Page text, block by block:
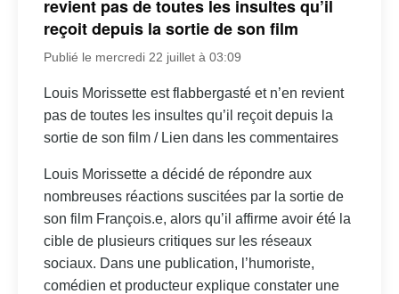
revient pas de toutes les insultes qu’il
reçoit depuis la sortie de son film
Publié le mercredi 22 juillet à 03:09
Louis Morissette est flabbergasté et n’en revient
pas de toutes les insultes qu’il reçoit depuis la
sortie de son film / Lien dans les commentaires
Louis Morissette a décidé de répondre aux
nombreuses réactions suscitées par la sortie de
son film François.e, alors qu’il affirme avoir été la
cible de plusieurs critiques sur les réseaux
sociaux. Dans une publication, l’humoriste,
comédien et producteur explique constater une